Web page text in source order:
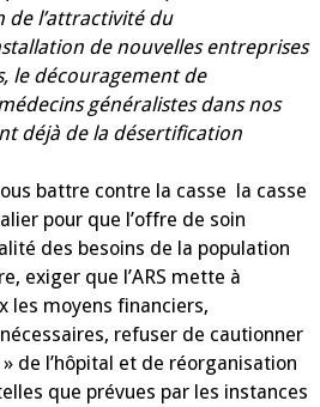
l’attractivité du
de nouvelles entreprises
le découragement de
généralistes dans nos
déjà de la désertification
battre contre la casse la casse
pour que l’offre de soin
des besoins de la population
exiger que l’ARS mette à
les moyens financiers,
refuser de cautionner
de l’hôpital et de réorganisation
que prévues par les instances